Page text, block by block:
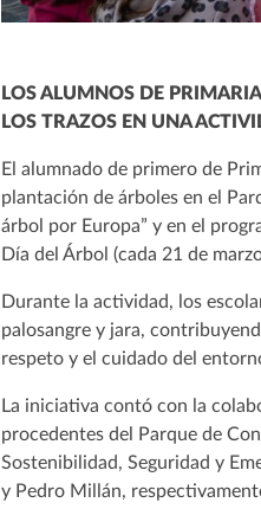
LOS ALUMNOS DE
LOS TRAZOS EN UNA
El alumnado de primero de
plantación de árboles en el
árbol por Europa” y en el
Día del Árbol (cada 21 de
Durante la actividad, los
palosangre y jara,
respeto y el cuidado del
La iniciativa contó con la
procedentes del Parque de
Sostenibilidad, Seguridad y
y Pedro Millán,